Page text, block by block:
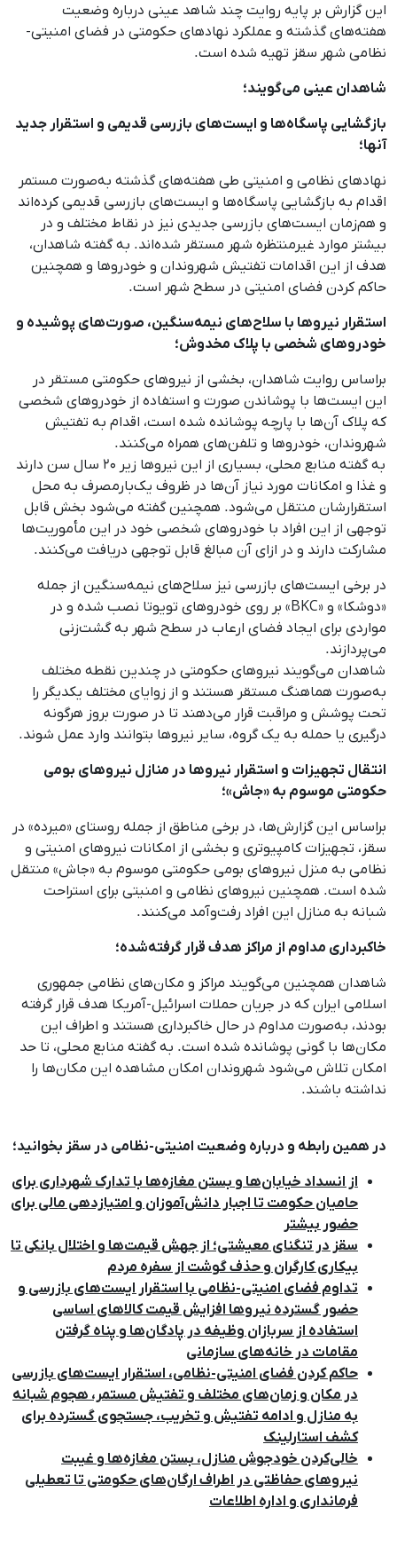
این گزارش بر پایه روایت چند شاهد عینی درباره وضعیت
هفته‌های گذشته و عملکرد نهادهای حکومتی در فضای امنیتی-
نظامی شهر سقز تهیه شده است.
شاهدان عینی می‌گویند؛
بازگشایی پاسگاه‌ها و ایست‌های بازرسی قدیمی و استقرار جدید
آنها؛
نهادهای نظامی و امنیتی طی هفته‌های گذشته به‌صورت مستمر
اقدام به بازگشایی پاسگاه‌ها و ایست‌های بازرسی قدیمی کرده‌اند
و هم‌زمان ایست‌های بازرسی جدیدی نیز در نقاط مختلف و در
بیشتر موارد غیرمنتظره شهر مستقر شده‌اند. به گفته شاهدان،
هدف از این اقدامات تفتیش شهروندان و خودروها و همچنین
حاکم کردن فضای امنیتی در سطح شهر است.
استقرار نیروها با سلاح‌های نیمه‌سنگین، صورت‌های پوشیده و
خودروهای شخصی با پلاک مخدوش؛
براساس روایت شاهدان، بخشی از نیروهای حکومتی مستقر در
این ایست‌ها با پوشاندن صورت و استفاده از خودروهای شخصی
که پلاک آن‌ها با پارچه پوشانده شده است، اقدام به تفتیش
شهروندان، خودروها و تلفن‌های همراه می‌کنند.
به گفته منابع محلی، بسیاری از این نیروها زیر ۲۰ سال سن دارند
و غذا و امکانات مورد نیاز آن‌ها در ظروف یک‌بارمصرف به محل
استقرارشان منتقل می‌شود. همچنین گفته می‌شود بخش قابل
توجهی از این افراد با خودروهای شخصی خود در این مأموریت‌ها
مشارکت دارند و در ازای آن مبالغ قابل توجهی دریافت می‌کنند.
در برخی ایست‌های بازرسی نیز سلاح‌های نیمه‌سنگین از جمله
«دوشکا» و «BKC» بر روی خودروهای تویوتا نصب شده و در
مواردی برای ایجاد فضای ارعاب در سطح شهر به گشت‌زنی
می‌پردازند.
شاهدان می‌گویند نیروهای حکومتی در چندین نقطه مختلف
به‌صورت هماهنگ مستقر هستند و از زوایای مختلف یکدیگر را
تحت پوشش و مراقبت قرار می‌دهند تا در صورت بروز هرگونه
درگیری یا حمله به یک گروه، سایر نیروها بتوانند وارد عمل شوند.
انتقال تجهیزات و استقرار نیروها در منازل نیروهای بومی
حکومتی موسوم به «جاش»؛
براساس این گزارش‌ها، در برخی مناطق از جمله روستای «میرده» در
سقز، تجهیزات کامپیوتری و بخشی از امکانات نیروهای امنیتی و
نظامی به منزل نیروهای بومی حکومتی موسوم به «جاش» منتقل
شده است. همچنین نیروهای نظامی و امنیتی برای استراحت
شبانه به منازل این افراد رفت‌وآمد می‌کنند.
خاکبرداری مداوم از مراکز هدف قرار گرفته‌شده؛
شاهدان همچنین می‌گویند مراکز و مکان‌های نظامی جمهوری
اسلامی ایران که در جریان حملات اسرائیل-آمریکا هدف قرار گرفته
بودند، به‌صورت مداوم در حال خاکبرداری هستند و اطراف این
مکان‌ها با گونی پوشانده شده است. به گفته منابع محلی، تا حد
امکان تلاش می‌شود شهروندان امکان مشاهده این مکان‌ها را
نداشته باشند.
در همین رابطه و درباره وضعیت امنیتی-نظامی در سقز بخوانید؛
از انسداد خیابان‌ها و بستن مغازه‌ها با تدارک شهرداری برای
حامیان حکومت تا اجبار دانش‌آموزان و امتیازدهی مالی برای
حضور بیشتر
سقز در تنگنای معیشتی؛ از جهش قیمت‌ها و اختلال بانکی تا
بیکاری کارگران و حذف گوشت از سفره مردم
تداوم فضای امنیتی-نظامی با استقرار ایست‌های بازرسی و
حضور گسترده نیروها افزایش قیمت کالاهای اساسی
استفاده از سربازان وظیفه در پادگان‌ها و پناه گرفتن
مقامات در خانه‌های سازمانی
حاکم کردن فضای امنیتی-نظامی، استقرار ایست‌های بازرسی
در مکان و زمان‌های مختلف و تفتیش مستمر، هجوم شبانه
به منازل و ادامه تفتیش و تخریب، جستجوی گسترده برای
کشف استارلینک
خالی‌کردن خودجوش منازل، بستن مغازه‌ها و غیبت
نیروهای حفاظتی در اطراف ارگان‌های حکومتی تا تعطیلی
فرمانداری و اداره اطلاعات